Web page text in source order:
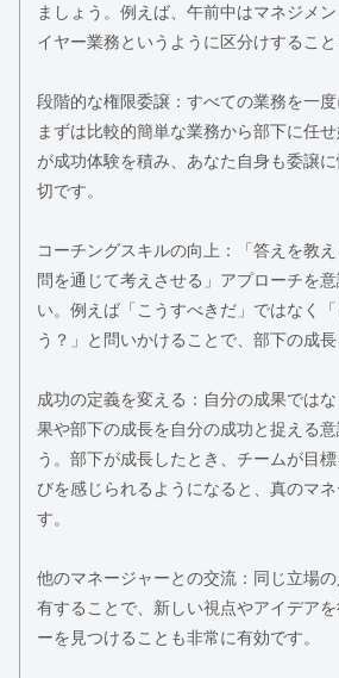
ましょう。例えば、午前中はマネジメ
イヤー業務というように区分けすること
段階的な権限委譲：すべての業務を一度
まずは比較的簡単な業務から部下に任
が成功体験を積み、あなた自身も委譲
切です。
コーチングスキルの向上：「答えを教
問を通じて考えさせる」アプローチを
い。例えば「こうすべきだ」ではなく
う？」と問いかけることで、部下の成長
成功の定義を変える：自分の成果では
果や部下の成長を自分の成功と捉える
う。部下が成長したとき、チームが目
びを感じられるようになると、真のマ
す。
他のマネージャーとの交流：同じ立場
有することで、新しい視点やアイデア
ーを見つけることも非常に有効です。